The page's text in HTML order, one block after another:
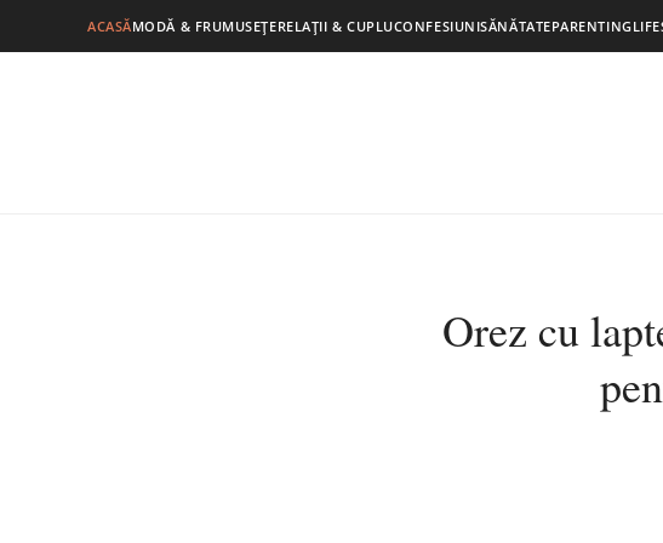
ACASĂMODĂ & FRUMUSEȚERELAȚII & CUPLUCONFESIUNISĂNĂTATEPARENTING
Orez cu